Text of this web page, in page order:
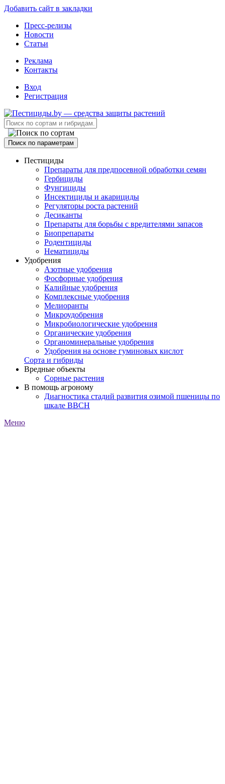
Добавить сайт в закладки
Пресс-релизы
Новости
Статьи
Реклама
Контакты
Вход
Регистрация
Поиск по параметрам
Пестициды
Препараты для предпосевной обработки семян
Гербициды
Фунгициды
Инсектициды и акарициды
Регуляторы роста растений
Десиканты
Препараты для борьбы с вредителями запасов
Биопрепараты
Родентициды
Нематициды
Удобрения
Азотные удобрения
Фосфорные удобрения
Калийные удобрения
Комплексные удобрения
Мелиоранты
Микроудобрения
Микробиологические удобрения
Органические удобрения
Органоминеральные удобрения
Удобрения на основе гуминовых кислот
Сорта и гибриды
Вредные объекты
Сорные растения
В помощь агроному
Диагностика стадий развития озимой пшеницы по
шкале ВВСН
Меню